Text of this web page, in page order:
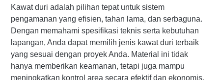
Kawat duri adalah pilihan tepat untuk sistem
pengamanan yang efisien, tahan lama, dan serbaguna.
Dengan memahami spesifikasi teknis serta kebutuhan
lapangan, Anda dapat memilih jenis kawat duri terbaik
yang sesuai dengan proyek Anda. Material ini tidak
hanya memberikan keamanan, tetapi juga mampu
meningkatkan kontrol area secara efektif dan ekonomis.